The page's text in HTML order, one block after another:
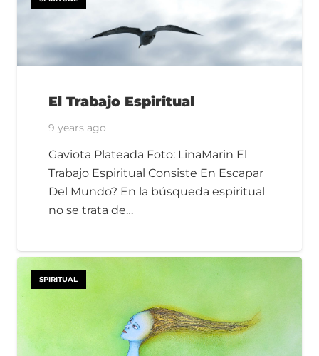
El Trabajo Espiritual
9 years ago
Gaviota Plateada Foto: LinaMarin El
Trabajo Espiritual Consiste En Escapar
Del Mundo? En la búsqueda espiritual
no se trata de…
SPIRITUAL